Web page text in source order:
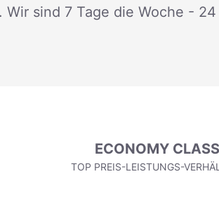
Wir sind 7 Tage die Woche -
ECONOMY CLASS
TOP PREIS-LEISTUNGS-